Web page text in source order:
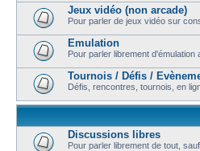
Jeux vidéo (non arcade)
Pour parler de jeux vidéo sur
Emulation
Pour parler librement d'émulation
Tournois / Défis /
Défis, rencontres, tournois, en
Discussions libres
Pour parler librement de tout,